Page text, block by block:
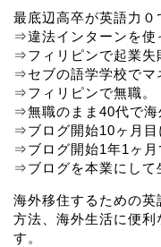
最底辺高卒が英語力０
⇒違法インターンを使
⇒フィリピンで起業失
⇒セブの語学学校でマ
⇒フィリピンで無職。
⇒無職のまま40代で海
⇒ブログ開始10ヶ月目
⇒ブログ開始1年1ヶ月
⇒ブログを本業にして
海外移住するための
方法、海外生活に便
す。